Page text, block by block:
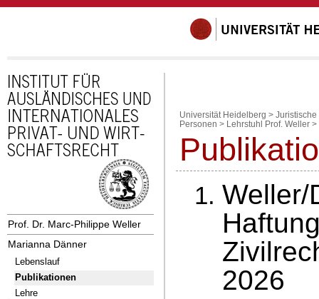
Prof. Dr. Marc-Philippe Weller
Marianna Dänner
Lebenslauf
Publikationen
Lehre
Universität Heidelberg > Juristische
Personen > Lehrstuhl Prof. Weller >
Weller/
2026